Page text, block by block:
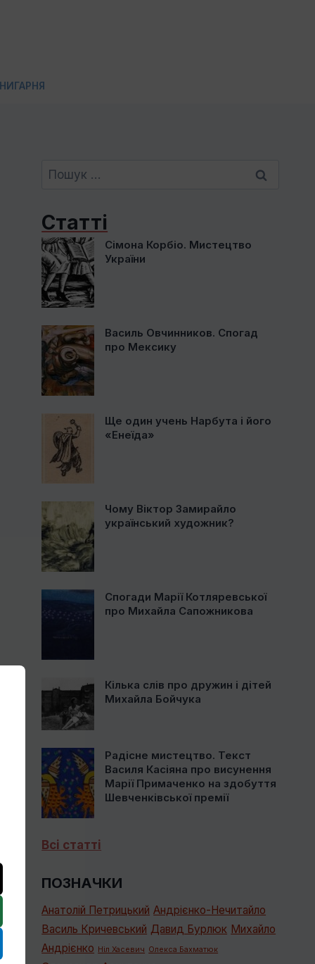
Пошук:
Статті
Сімона Корбіо. Мистецтво
України
Василь Овчинников. Спогад
про Мексику
Ще один учень Нарбута і його
«Енеїда»
Чому Віктор Замирайло
український художник?
Спогади Марії Котляревської
про Михайла Сапожникова
Кілька слів про дружин і дітей
Михайла Бойчука
Радісне мистецтво. Текст
Василя Касіяна про висунення
Марії Примаченко на здобуття
Шевченківської премії
Всі статті
ПОЗНАЧКИ
Анатолій Петрицький Андрієнко-Нечитайло
Василь Кричевський Давид Бурлюк Михайло
Андрієнко
Ніл Хасевич Олекса Бахматюк